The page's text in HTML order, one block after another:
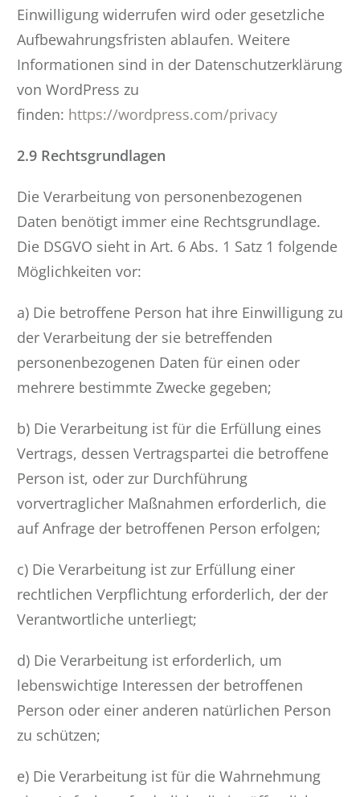
Einwilligung widerrufen wird oder gesetzliche
Aufbewahrungsfristen ablaufen. Weitere
Informationen sind in der Datenschutzerklärung
von WordPress zu
finden: https://wordpress.com/privacy
2.9 Rechtsgrundlagen
Die Verarbeitung von personenbezogenen
Daten benötigt immer eine Rechtsgrundlage.
Die DSGVO sieht in Art. 6 Abs. 1 Satz 1 folgende
Möglichkeiten vor:
a) Die betroffene Person hat ihre Einwilligung zu
der Verarbeitung der sie betreffenden
personenbezogenen Daten für einen oder
mehrere bestimmte Zwecke gegeben;
b) Die Verarbeitung ist für die Erfüllung eines
Vertrags, dessen Vertragspartei die betroffene
Person ist, oder zur Durchführung
vorvertraglicher Maßnahmen erforderlich, die
auf Anfrage der betroffenen Person erfolgen;
c) Die Verarbeitung ist zur Erfüllung einer
rechtlichen Verpflichtung erforderlich, der der
Verantwortliche unterliegt;
d) Die Verarbeitung ist erforderlich, um
lebenswichtige Interessen der betroffenen
Person oder einer anderen natürlichen Person
zu schützen;
e) Die Verarbeitung ist für die Wahrnehmung